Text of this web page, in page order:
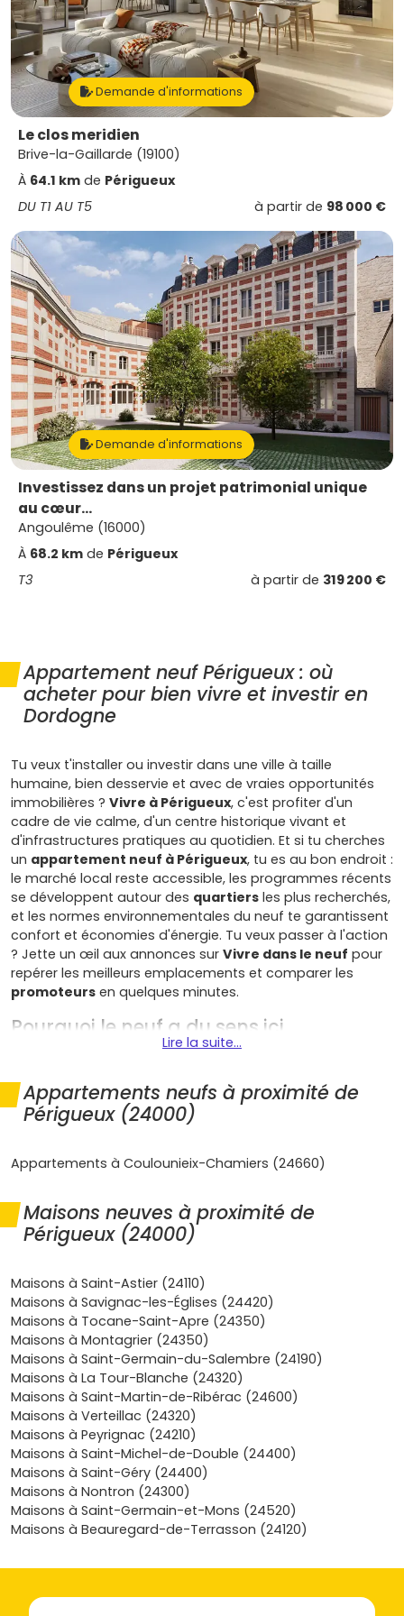
Demande d'informations
Le clos meridien
Brive-la-Gaillarde (19100)
À 64.1 km de Périgueux
DU T1 AU T5
à partir de 98 000 €
Demande d'informations
Investissez dans un projet patrimonial unique
au cœur...
Angoulême (16000)
À 68.2 km de Périgueux
T3
à partir de 319 200 €
Appartement neuf Périgueux : où
acheter pour bien vivre et investir en
Dordogne
Tu veux t'installer ou investir dans une ville à taille
humaine, bien desservie et avec de vraies opportunités
immobilières ? Vivre à Périgueux, c'est profiter d'un
cadre de vie calme, d'un centre historique vivant et
d'infrastructures pratiques au quotidien. Et si tu cherches
un appartement neuf à Périgueux, tu es au bon endroit :
le marché local reste accessible, les programmes récents
se développent autour des quartiers les plus recherchés,
et les normes environnementales du neuf te garantissent
confort et économies d'énergie. Tu veux passer à l'action
? Jette un œil aux annonces sur Vivre dans le neuf pour
repérer les meilleurs emplacements et comparer les
promoteurs en quelques minutes.
Pourquoi le neuf a du sens ici
rendent l'achat d'un bien immobilier neuf particulièrement
intéressant.
Saint-Georges
Clos-Chassaing, du secteurVesunnaet sur les
Isle-Manoire. Tu restes proche des commerces, des
écoles, des berges de l'Isle et des accès rapides à
l' A89 .
Périgueux, lecentre hospitalier
(préfecture), il y a un flux constant d'étudiants et
d'actifs. Pour un investissement, un
neuf à Périgueuxse loue facilement s'il est proche
des transports et des services.
Confort et économies: le neuf répond aux normes
RE 2020(ou équivalents récents), avec une isolation
de qualité et des équipements modernes. Résultat :
des charges maîtrisées, une bonne performance
énergétique et aucun gros travaux à prévoir pendant
plusieurs années.
Tendances du marché
du marchéfavorisent les surfaces compactes bien
situées (T2, T3) et les logements avecbalcon
et nationaux adaptent leur offre à cette demande.
Quels types de biens trouve-t-on selon
Lire la suite...
Appartements neufs à proximité de
Périgueux (24000)
Appartements à Coulounieix-Chamiers (24660)
Maisons neuves à proximité de
Périgueux (24000)
Maisons à Saint-Astier (24110)
Maisons à Savignac-les-Églises (24420)
Maisons à Tocane-Saint-Apre (24350)
Maisons à Montagrier (24350)
Maisons à Saint-Germain-du-Salembre (24190)
Maisons à La Tour-Blanche (24320)
Maisons à Saint-Martin-de-Ribérac (24600)
Maisons à Verteillac (24320)
Maisons à Peyrignac (24210)
Maisons à Saint-Michel-de-Double (24400)
Maisons à Saint-Géry (24400)
Maisons à Nontron (24300)
Maisons à Saint-Germain-et-Mons (24520)
Maisons à Beauregard-de-Terrasson (24120)